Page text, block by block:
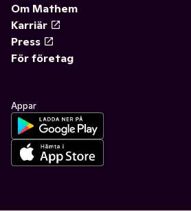
Om Mathem
Karriär
Press
För företag
Appar